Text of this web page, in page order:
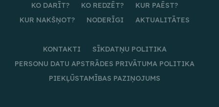
KO DARĪT? KO REDZĒT?
KUR PAĒST?
KUR NAKŠŅOT?
NODERĪGI AKTUALITĀTES
KONTAKTI
SĪKDATŅU POLITIKA
PERSONU DATU APSTRĀDES PRIVĀTUMA POLITIKA
PIEKĻŪSTAMĪBAS PAZIŅOJUMS